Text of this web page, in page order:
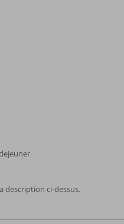
description ci-dessus.